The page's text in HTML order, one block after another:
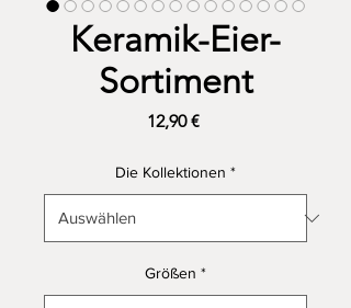
Keramik-Eier-
Sortiment
12,90 €Preis
Die Kollektionen *
Größen *